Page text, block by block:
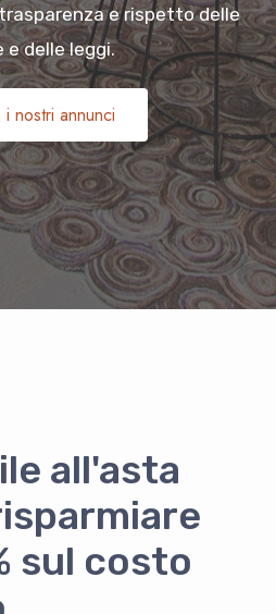
e rispetto delle
e delle leggi.
nostri annunci
all'asta
sul costo